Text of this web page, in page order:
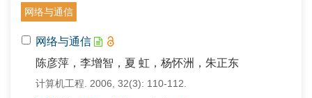
网络与通信
网络与通信
陈彦萍，李增智，夏 虹，杨怀洲，朱正东
计算机工程. 2006, 32(3): 110-112.